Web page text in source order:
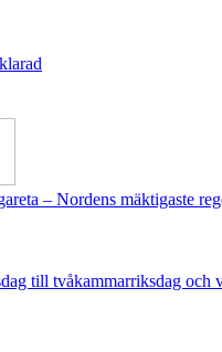
– Nordens mäktigaste
till tvåkammarriksdag och